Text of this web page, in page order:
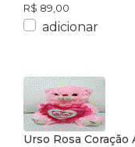
R$ 89,00
adicionar
Urso Rosa Coração